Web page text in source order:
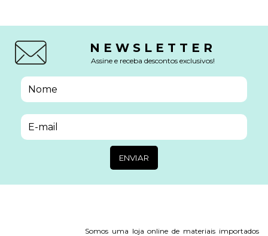
NEWSLETTER
Assine e receba descontos exclusivos!
Somos uma loja online de materiais importados